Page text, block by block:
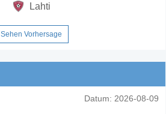
Lahti
Sehen Vorhersage
Datum: 2026-08-09